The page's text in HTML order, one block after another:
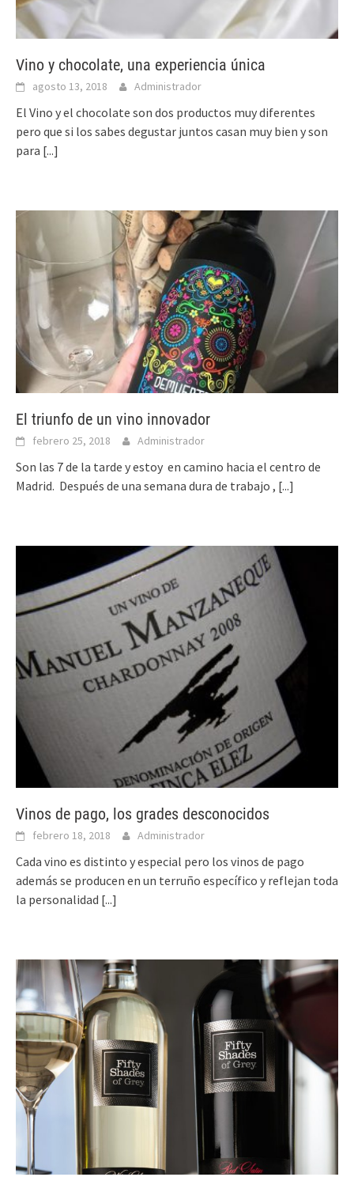
Vino y chocolate, una experiencia única
agosto 13, 2018 Administrador
El Vino y el chocolate son dos productos muy diferentes
pero que si los sabes degustar juntos casan muy bien y son
para [...]
El triunfo de un vino innovador
febrero 25, 2018 Administrador
Son las 7 de la tarde y estoy en camino hacia el centro de
Madrid. Después de una semana dura de trabajo , [...]
Vinos de pago, los grades desconocidos
febrero 18, 2018 Administrador
Cada vino es distinto y especial pero los vinos de pago
además se producen en un terruño específico y reflejan toda
la personalidad [...]